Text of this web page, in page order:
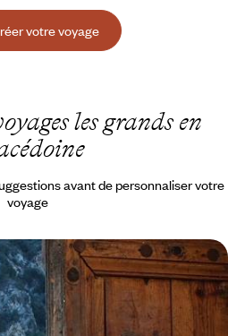
votre voyage
les grands en
avant de personnaliser votre
voyage
Nord et Kosovo - Road-trip
le pouls de trois pays cosmopolites,